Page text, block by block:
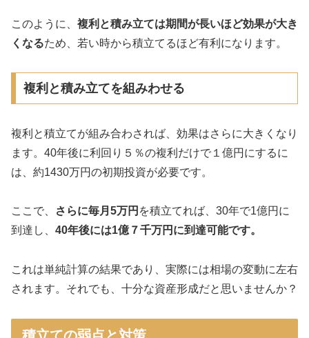
このように、 複利と積み立ては期間が長いほど効果が大き
くなるため、若い時から積立てるほど有利になります。
複利と積み立てを組みわせる
複利と積立てが組み合わされば、効果はさらに大きくなり
ます。40年後に利回り５％の複利だけで１億円にするに
は、約1430万円の初期投資が必要です。
ここで、 さらに毎月5万円 を積立てれば、30年で1億円に
到達し、 40年後には1億７千万円に到達可能です。
これは単純計算の結果であり、実際には相場の変動に左右
されます。それでも、十分な資産形成だと思いませんか？